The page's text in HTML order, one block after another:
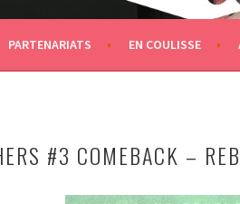
PARTENARIATS EN COULISSE
#3 COMEBACK –